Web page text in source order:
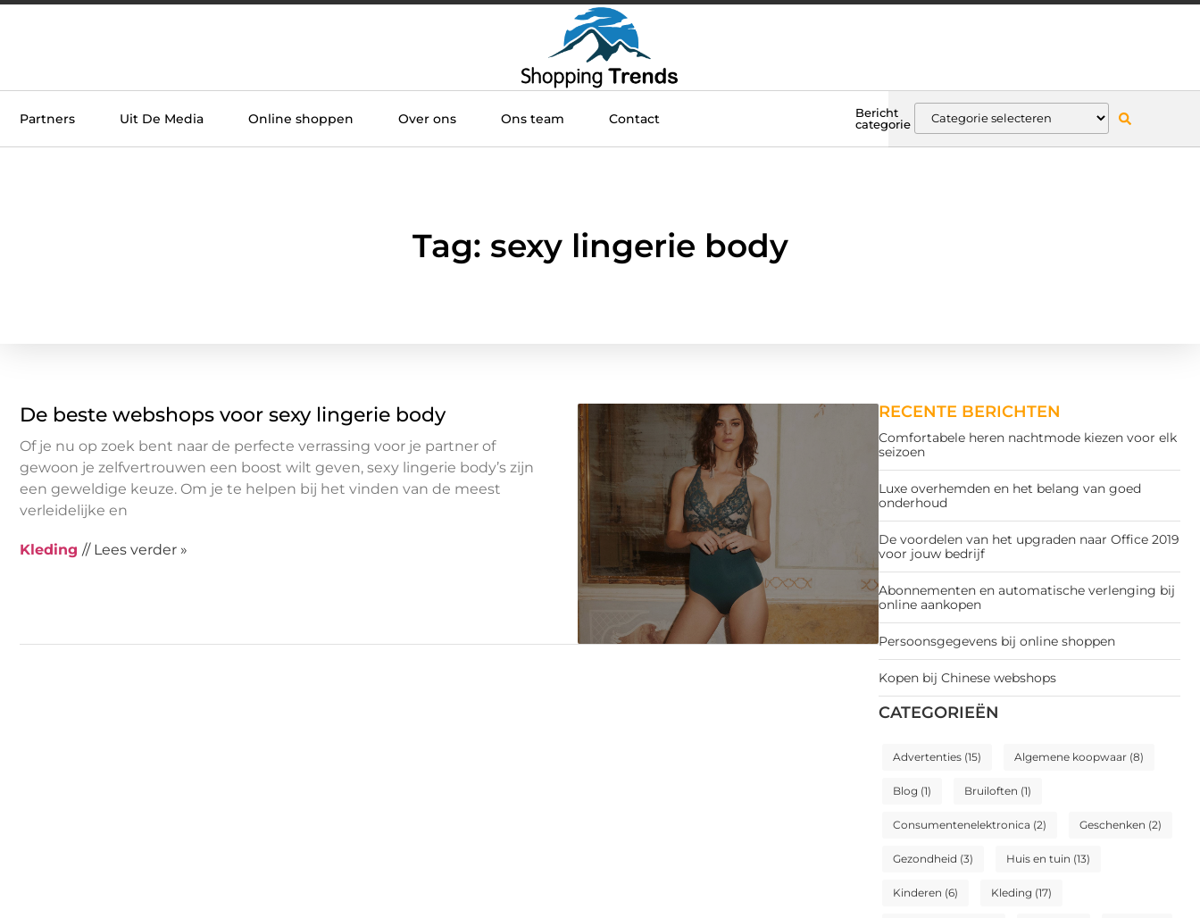
Partners Uit De Media Online shoppen Over ons Ons team Contact
Bericht
categorie
Tag: sexy lingerie body
RECENTE BERICHTEN
Comfortabele heren nachtmode kiezen voor elk
seizoen
Luxe overhemden en het belang van goed
onderhoud
De voordelen van het upgraden naar Office 2019
voor jouw bedrijf
Abonnementen en automatische verlenging bij
online aankopen
Persoonsgegevens bij online shoppen
Kopen bij Chinese webshops
CATEGORIEËN
Advertenties (15) Algemene koopwaar (8)
Blog (1) Bruiloften (1)
Consumentenelektronica (2) Geschenken (2)
Gezondheid (3) Huis en tuin (13)
Kinderen (6) Kleding (17)
De beste webshops voor sexy lingerie body
Of je nu op zoek bent naar de perfecte verrassing voor je partner of
gewoon je zelfvertrouwen een boost wilt geven, sexy lingerie body’s zijn
een geweldige keuze. Om je te helpen bij het vinden van de meest
verleidelijke en
Kleding // Lees verder »